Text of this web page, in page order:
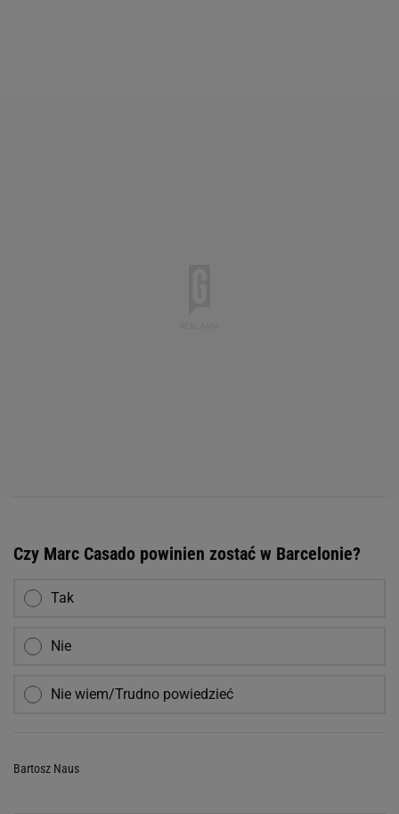
Czy Marc Casado powinien zostać w Barcelonie?
Tak
Nie
Nie wiem/Trudno powiedzieć
Bartosz Naus